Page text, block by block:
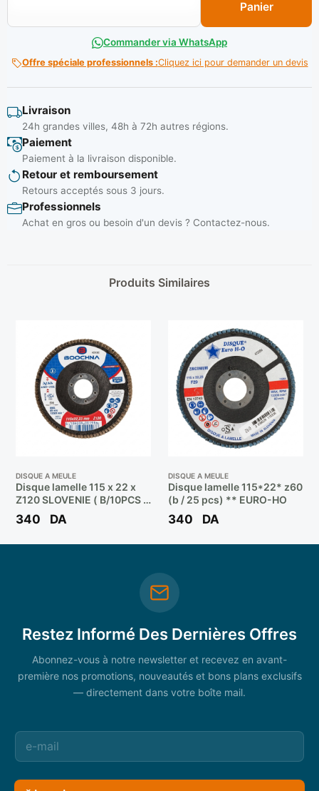
Panier
Commander via WhatsApp
Offre spéciale professionnels :Cliquez ici pour demander un devis
Livraison
24h grandes villes, 48h à 72h autres régions.
Paiement
Paiement à la livraison disponible.
Retour et remboursement
Retours acceptés sous 3 jours.
Professionnels
Achat en gros ou besoin d'un devis ? Contactez-nous.
Produits Similaires
DISQUE A MEULE
Disque lamelle 115 x 22 x
Z120 SLOVENIE ( B/10PCS )
** BOOCHNA
340 DA
DISQUE A MEULE
Disque lamelle 115*22* z60
(b / 25 pcs) ** EURO-HO
340 DA
Restez Informé Des Dernières Offres
Abonnez-vous à notre newsletter et recevez en avant-
première nos promotions, nouveautés et bons plans exclusifs
— directement dans votre boîte mail.